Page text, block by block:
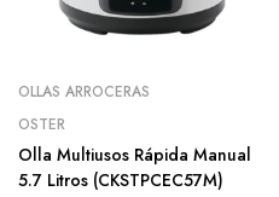
OLLAS ARROCERAS
OSTER
Olla Multiusos Rápida Manual
5.7 Litros (CKSTPCEC57M)